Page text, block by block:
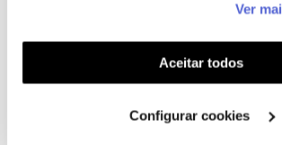
funcionalidades (cookies de
funcionalidade) e adaptar anúncios aos
(cookies de publicidade personalizada).
utilização dos cookies clicando em "
Ver
Aceitar todos
Configurar cookies
Hall of Fame de julho
17 soluções